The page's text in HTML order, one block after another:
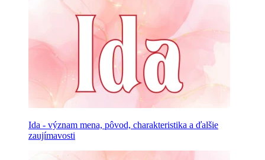
Ida - význam mena, pôvod, charakteristika a ďalšie
zaujímavosti